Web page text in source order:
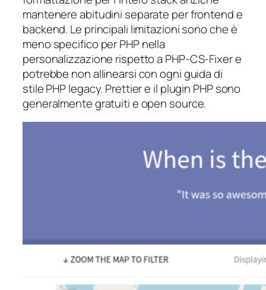
mantenere abitudini separate per frontend e
backend. Le principali limitazioni sono che è
meno specifico per PHP nella
personalizzazione rispetto a PHP-CS-Fixer e
potrebbe non allinearsi con ogni guida di
stile PHP legacy. Prettier e il plugin PHP sono
generalmente gratuiti e open source.